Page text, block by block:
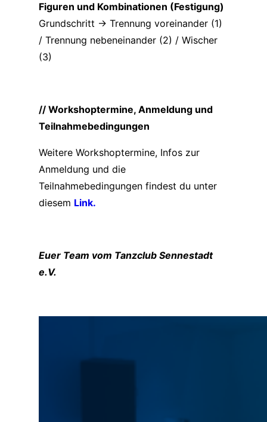
Figuren und Kombinationen (Festigung)
Grundschritt -> Trennung voreinander (1)
/ Trennung nebeneinander (2) / Wischer
(3)
// Workshoptermine, Anmeldung und
Teilnahmebedingungen
Weitere Workshoptermine, Infos zur
Anmeldung und die
Teilnahmebedingungen findest du unter
diesem Link.
Euer Team vom Tanzclub Sennestadt
e.V.